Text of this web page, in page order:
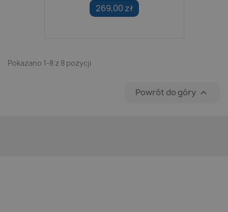
269,00 zł
Pokazano 1-8 z 8 pozycji
Powrót do góry 